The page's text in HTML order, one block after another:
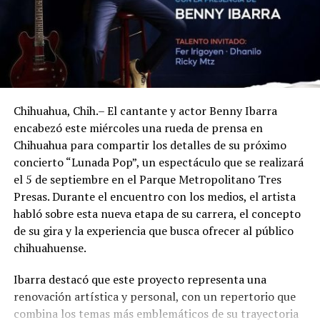
Chihuahua, Chih.– El cantante y actor Benny Ibarra
encabezó este miércoles una rueda de prensa en
Chihuahua para compartir los detalles de su próximo
concierto “Lunada Pop”, un espectáculo que se realizará
el 5 de septiembre en el Parque Metropolitano Tres
Presas. Durante el encuentro con los medios, el artista
habló sobre esta nueva etapa de su carrera, el concepto
de su gira y la experiencia que busca ofrecer al público
chihuahuense.
Ibarra destacó que este proyecto representa una
renovación artística y personal, con un repertorio que
combina los temas más emblemáticos de su trayectoria